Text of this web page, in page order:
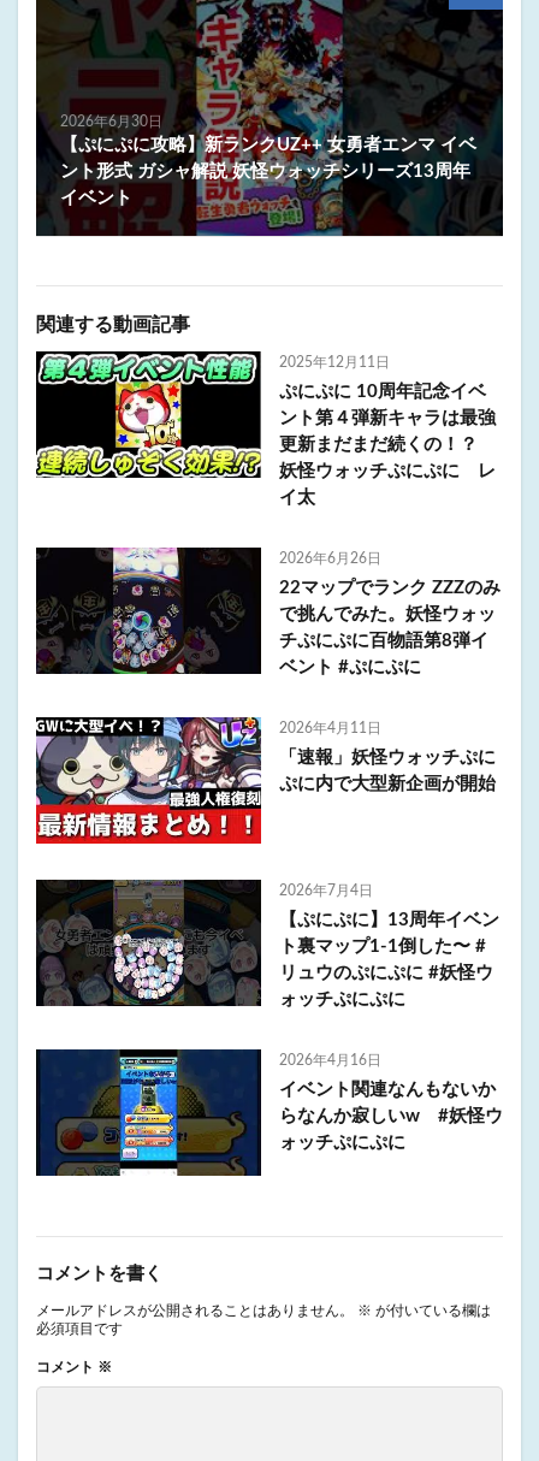
2026年6月30日
【ぷにぷに攻略】新ランクUZ++ 女勇者エンマ イベ
ント形式 ガシャ解説 妖怪ウォッチシリーズ13周年
イベント
関連する動画記事
2025年12月11日
ぷにぷに 10周年記念イベ
ント第４弾新キャラは最強
更新まだまだ続くの！？
妖怪ウォッチぷにぷに レ
イ太
2026年6月26日
22マップでランク ZZZのみ
で挑んでみた。妖怪ウォッ
チぷにぷに百物語第8弾イ
ベント #ぷにぷに
2026年4月11日
「速報」妖怪ウォッチぷに
ぷに内で大型新企画が開始
2026年7月4日
【ぷにぷに】13周年イベン
ト裏マップ1-1倒した〜 #
リュウのぷにぷに #妖怪ウ
ォッチぷにぷに
2026年4月16日
イベント関連なんもないか
らなんか寂しいw #妖怪ウ
ォッチぷにぷに
コメントを書く
メールアドレスが公開されることはありません。 ※ が付いている欄は
必須項目です
コメント ※